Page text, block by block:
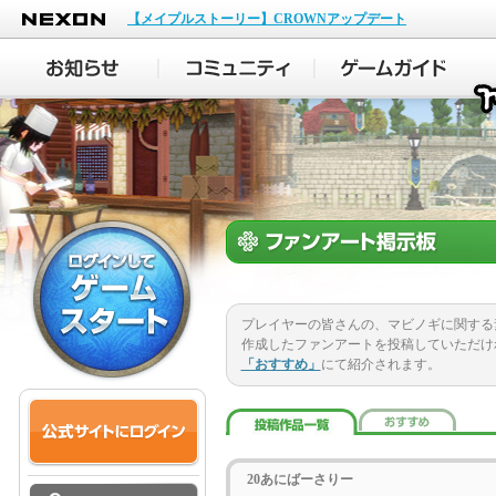
NEXON
【メイプルストーリー】CROWNアップデート
プレイヤーの皆さんの、マビノギに関す
作成したファンアートを投稿していただ
「おすすめ」 にて紹介されます。
20あにばーさりー